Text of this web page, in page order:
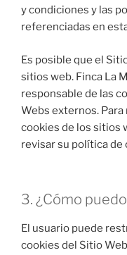
y condiciones y las
referenciadas en
Es posible que el
sitios web. Finca La
responsable de las
Webs externos.
cookies de los sitios
revisar su política de
3. ¿Cómo
El usuario puede
cookies del Sitio